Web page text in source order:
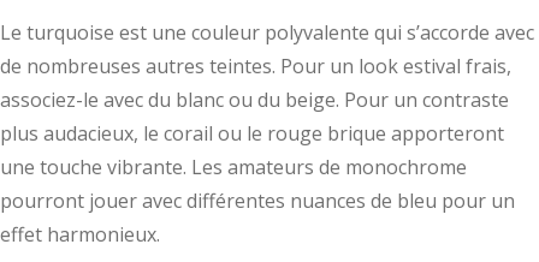
Le turquoise est une couleur polyvalente qui s’accorde avec
de nombreuses autres teintes. Pour un look estival frais,
associez-le avec du blanc ou du beige. Pour un contraste
plus audacieux, le corail ou le rouge brique apporteront
une touche vibrante. Les amateurs de monochrome
pourront jouer avec différentes nuances de bleu pour un
effet harmonieux.